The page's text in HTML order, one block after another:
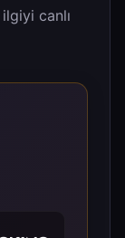
canlı